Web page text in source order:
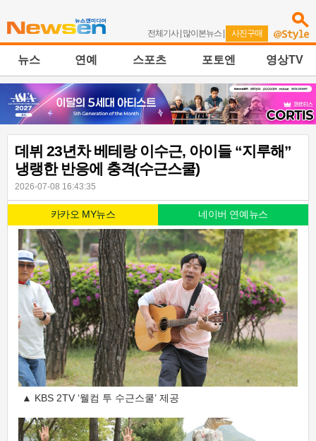
전체기사| 많이본뉴스 | 사진구매
뉴스 연예 스포츠 포토엔 영상TV
데뷔 23년차 베테랑 이수근, 아이들 “지루해”
냉랭한 반응에 충격(수근스쿨)
2026-07-08 16:43:35
카카오 MY뉴스 네이버 연예뉴스
▲ KBS 2TV ‘웰컴 투 수근스쿨’ 제공